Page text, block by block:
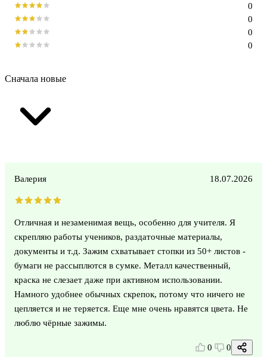
0
0
0
0
Сначала новые
Валерия 18.07.2026
Отличная и незаменимая вещь, особенно для учителя. Я
скрепляю работы учеников, раздаточные материалы,
документы и т.д. Зажим схватывает стопки из 50+ листов -
бумаги не рассыплются в сумке. Металл качественный,
краска не слезает даже при активном использовании.
Намного удобнее обычных скрепок, потому что ничего не
цепляется и не теряется. Еще мне очень нравятся цвета. Не
люблю чёрные зажимы.
0 0